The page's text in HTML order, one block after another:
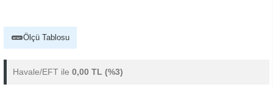
Ölçü Tablosu
Havale/EFT ile 0,00 TL (%3)